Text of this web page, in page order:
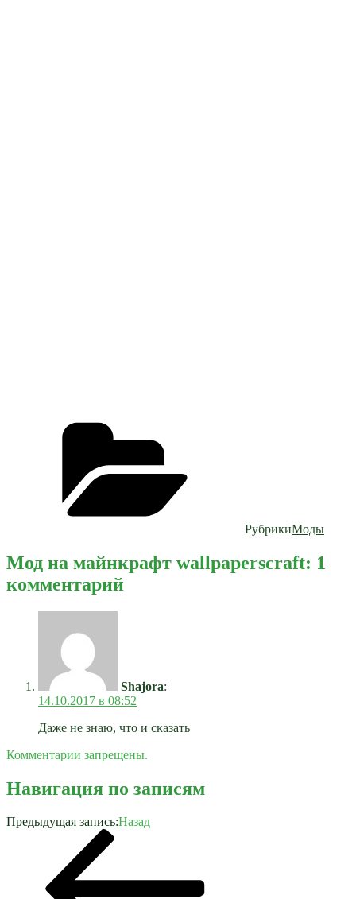
РубрикиМоды
Мод на майнкрафт wallpaperscraft: 1
комментарий
Shajora:
14.10.2017 в 08:52
Даже не знаю, что и сказать
Комментарии запрещены.
Навигация по записям
Предыдущая запись:Назад